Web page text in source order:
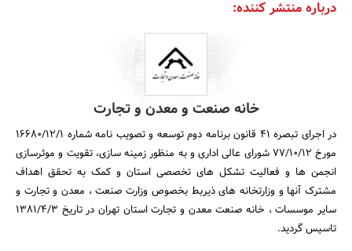
درباره منتشر کننده:
خانه صنعت و معدن و تجارت
در اجرای تبصره 41 قانون برنامه دوم توسعه و تصویب نامه شماره 16680/12/1
مورخ 77/10/12 شورای عالی اداری و به منظور زمینه سازی، تقویت و موثرسازی
انجمن ها و فعالیت تشکل های تخصصی استان و کمک به تحقق اهداف
مشترک آنها و وزارتخانه های ذیربط بخصوص وزارت صنعت ، معدن و تجارت و
سایر موسسات ، خانه صنعت معدن و تجارت استان تهران در تاریخ 1381/4/3
تاسیس گردید.